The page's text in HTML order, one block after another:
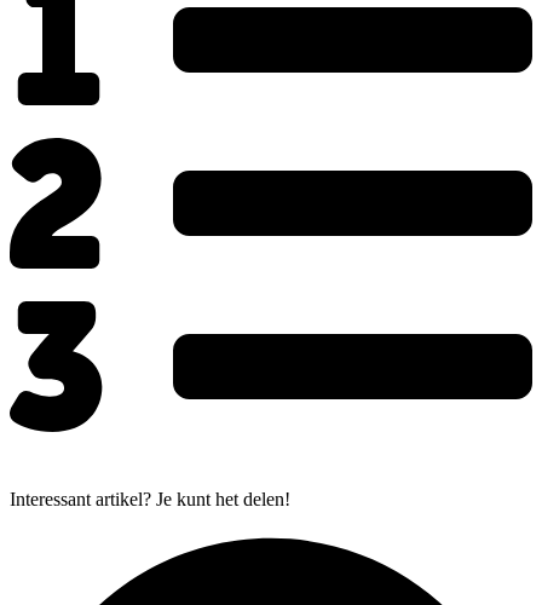
Interessant artikel? Je kunt het delen!